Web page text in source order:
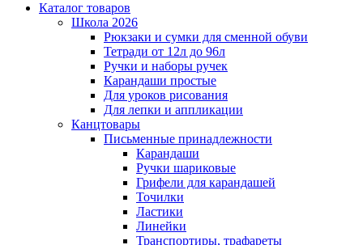
Каталог товаров
Школа 2026
Рюкзаки и сумки для сменной обуви
Тетради от 12л до 96л
Ручки и наборы ручек
Карандаши простые
Для уроков рисования
Для лепки и аппликации
Канцтовары
Письменные принадлежности
Карандаши
Ручки шариковые
Грифели для карандашей
Точилки
Ластики
Линейки
Транспортиры, трафареты